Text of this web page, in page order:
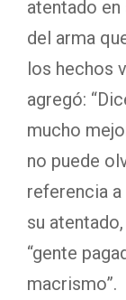
atentado en
del arma
los hechos
agregó:
mucho
no puede
referencia
su
“gente
macrismo”.